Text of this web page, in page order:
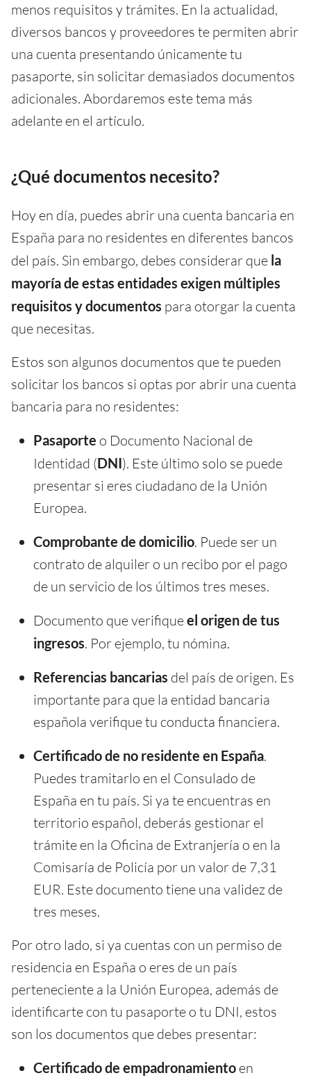
menos requisitos y trámites. En la actualidad,
diversos bancos y proveedores te permiten abrir
una cuenta presentando únicamente tu
pasaporte, sin solicitar demasiados documentos
adicionales. Abordaremos este tema más
adelante en el artículo.
¿Qué documentos necesito?
Hoy en día, puedes abrir una cuenta bancaria en
España para no residentes en diferentes bancos
del país. Sin embargo, debes considerar que la
mayoría de estas entidades exigen múltiples
requisitos y documentos para otorgar la cuenta
que necesitas.
Estos son algunos documentos que te pueden
solicitar los bancos si optas por abrir una cuenta
bancaria para no residentes:
Pasaporte o Documento Nacional de
Identidad (DNI). Este último solo se puede
presentar si eres ciudadano de la Unión
Europea.
Comprobante de domicilio. Puede ser un
contrato de alquiler o un recibo por el pago
de un servicio de los últimos tres meses.
Documento que verifiqueel origen de tus
ingresos. Por ejemplo, tu nómina.
Referencias bancarias del país de origen. Es
importante para que la entidad bancaria
española verifique tu conducta financiera.
Certificado de no residente en España.
Puedes tramitarlo en el Consulado de
España en tu país. Si ya te encuentras en
territorio español, deberás gestionar el
trámite en la Oficina de Extranjería o en la
Comisaría de Policía por un valor de 7,31
EUR. Este documento tiene una validez de
tres meses.
Por otro lado, si ya cuentas con un permiso de
residencia en España o eres de un país
perteneciente a la Unión Europea, además de
identificarte con tu pasaporte o tu DNI, estos
son los documentos que debes presentar:
Certificado de empadronamiento en